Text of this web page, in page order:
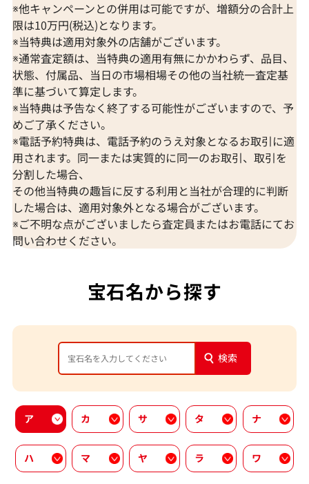
※他キャンペーンとの併用は可能ですが、増額分の合計上
限は10万円(税込)となります。
※当特典は適用対象外の店舗がございます。
※通常査定額は、当特典の適用有無にかかわらず、品目、
状態、付属品、当日の市場相場その他の当社統一査定基
準に基づいて算定します。
※当特典は予告なく終了する可能性がございますので、予
めご了承ください。
※電話予約特典は、電話予約のうえ対象となるお取引に適
用されます。同一または実質的に同一のお取引、取引を
分割した場合、
その他当特典の趣旨に反する利用と当社が合理的に判断
した場合は、適用対象外となる場合がございます。
※ご不明な点がございましたら査定員またはお電話にてお
問い合わせください。
宝石名から探す
検索
ア カ サ タ ナ
ハ マ ヤ ラ ワ